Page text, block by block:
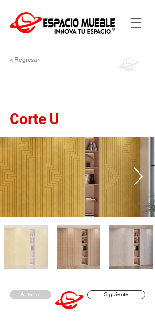
< Regresar
Corte U
Anterior Siguiente